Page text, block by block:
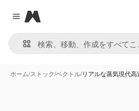
Close menu
Magnific
ホーム/ストック/ベクトル/リアルな蒸気現代